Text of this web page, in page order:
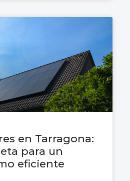
en Tarragona:
para un
eficiente